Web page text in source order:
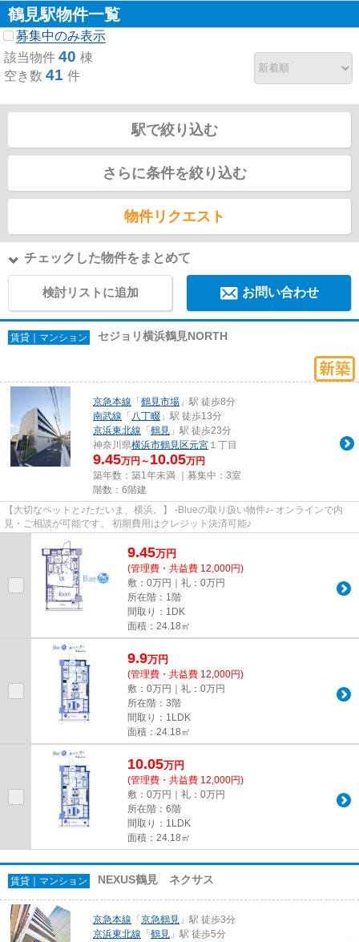
鶴見駅物件一覧
募集中のみ表示
該当物件 40 棟
空き数 41 件
駅で絞り込む
さらに条件を絞り込む
物件リクエスト
チェックした物件をまとめて
検討リストに追加 お問い合わせ
賃貸｜マンション セジョリ横浜鶴見NORTH
京急本線 「 鶴見市場 」駅 徒歩8分
南武線 「 八丁畷 」駅 徒歩13分
京浜東北線 「 鶴見 」駅 徒歩23分
神奈川県横浜市鶴見区元宮 １丁目
9.45万円～ 10.05万円
築年数：築1年未満 ｜募集中： 3室
階数：6階建
【大切なペットと♪ただいま、横浜。】 -Blueの取り扱い物件♪- オンラインで内
見・ご相談が可能です。 初期費用はクレジット決済可能♪
9.45万円
(管理費・共益費 12,000円)
敷：0万円｜礼：0万円
所在階：1階
間取り：1DK
面積：24.18㎡
9.9万円
(管理費・共益費 12,000円)
敷：0万円｜礼：0万円
所在階：3階
間取り：1LDK
面積：24.18㎡
10.05万円
(管理費・共益費 12,000円)
敷：0万円｜礼：0万円
所在階：6階
間取り：1LDK
面積：24.18㎡
賃貸｜マンション NEXUS鶴見 ネクサス
京急本線 「 京急鶴見 」駅 徒歩3分
京浜東北線 「 鶴見 」駅 徒歩5分